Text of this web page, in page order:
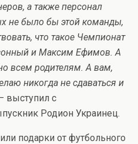
а также персонал
не было бы этой команды,
что такое Чемпионат
и Максим Ефимов. А
всем родителям. А вам,
никогда не сдаваться и
выступил с
Родион Украинец.
подарки от футбольного